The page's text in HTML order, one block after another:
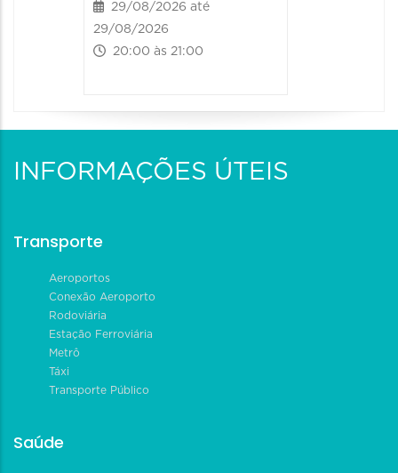
29/08/2026 até
29/08/2026
20:00 às 21:00
INFORMAÇÕES ÚTEIS
Transporte
Aeroportos
Conexão Aeroporto
Rodoviária
Estação Ferroviária
Metrô
Táxi
Transporte Público
Saúde